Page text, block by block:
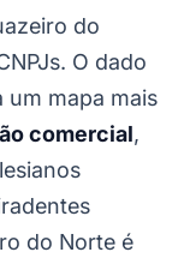
do
O dado
um mapa mais
comercial,
do Norte é